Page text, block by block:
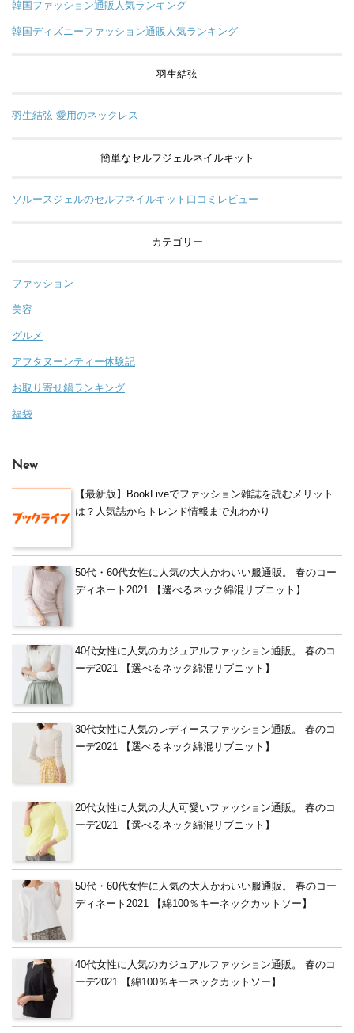
韓国ファッション通販人気ランキング
韓国ディズニーファッション通販人気ランキング
羽生結弦
羽生結弦 愛用のネックレス
簡単なセルフジェルネイルキット
ソルースジェルのセルフネイルキット口コミレビュー
カテゴリー
ファッション
美容
グルメ
アフタヌーンティー体験記
お取り寄せ鍋ランキング
福袋
New
【最新版】BookLiveでファッション雑誌を読むメリット
は？人気誌からトレンド情報まで丸わかり
50代・60代女性に人気の大人かわいい服通販。 春のコー
ディネート2021 【選べるネック綿混リブニット】
40代女性に人気のカジュアルファッション通販。 春のコ
ーデ2021 【選べるネック綿混リブニット】
30代女性に人気のレディースファッション通販。 春のコ
ーデ2021 【選べるネック綿混リブニット】
20代女性に人気の大人可愛いファッション通販。 春のコ
ーデ2021 【選べるネック綿混リブニット】
50代・60代女性に人気の大人かわいい服通販。 春のコー
ディネート2021 【綿100％キーネックカットソー】
40代女性に人気のカジュアルファッション通販。 春のコ
ーデ2021 【綿100％キーネックカットソー】